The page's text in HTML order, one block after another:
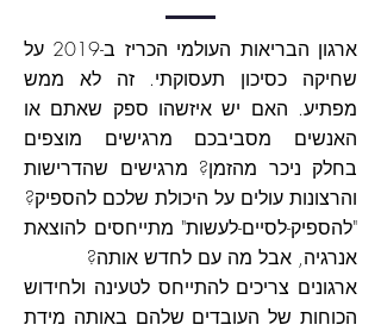
ארגון הבריאות העולמי הכריז ב-2019 על
שחיקה כסיכון תעסוקתי. זה לא ממש
מפתיע. האם יש איזשהו ספק שאתם או
האנשים מסביבכם מרגישים מוצפים
בחלק ניכר מהזמן? מרגישים שהדרישות
והרצונות עולים על היכולת שלכם להספיק?
"להספיק-לסיים-לעשות" מתייחסים להוצאת
אנרגיה, אבל מה עם לחדש אותה?
ארגונים צריכים להתייחס לטעינה ולחידוש
הכוחות של העובדים שלהם באותה מידת